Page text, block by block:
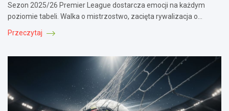
Sezon 2025/26 Premier League dostarcza emocji na każdym
poziomie tabeli. Walka o mistrzostwo, zacięta rywalizacja o…
Przeczytaj